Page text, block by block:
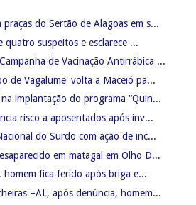
do Sertão de Alagoas em s...
quatro suspeitos e esclarece ...
de Vacinação Antirrábica ...
de Vagalume' volta a Maceió pa...
implantação do programa “Quin...
risco a aposentados após inv...
do Surdo com ação de inc...
em matagal em Olho D...
homem fica ferido após briga e...
–AL, após denúncia, homem...